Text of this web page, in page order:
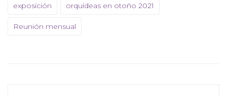
exposición orquídeas en otoño 2021
Reunión mensual